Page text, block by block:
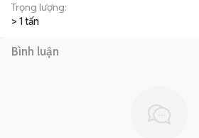
Trọng lượng:
> 1 tấn
Bình luận